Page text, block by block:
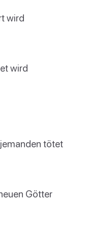
wird
wird
tötet
Götter